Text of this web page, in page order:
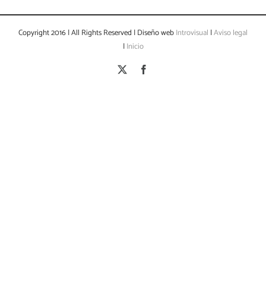
Copyright 2016 | All Rights Reserved | Diseño webIntrovisual |Aviso legal
|Inicio